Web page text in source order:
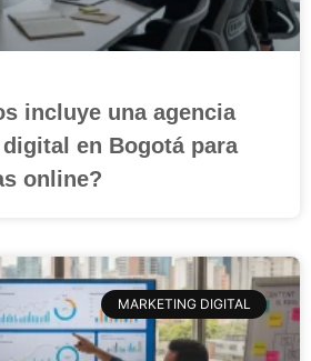
incluye una agencia
en Bogotá para
online?
MARKETING DIGITAL